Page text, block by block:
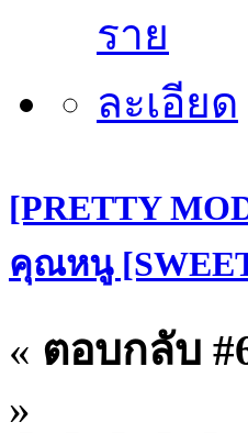
[PRETTY
คุณหนู
« ตอบกลับ
»